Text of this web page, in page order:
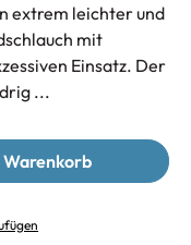
extrem leichter und
mit
Einsatz. Der
...
Warenkorb